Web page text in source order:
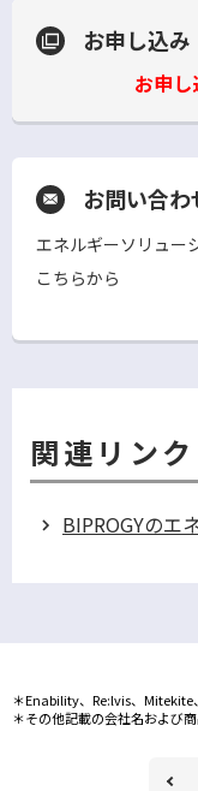
お申し込み
お申
お問い合わ
エネルギーソリュー
こちらから
ウ
で
関連リンク
BIPROGYのエ
＊Enability、Re:lvis、Mitekite
＊その他記載の会社名および